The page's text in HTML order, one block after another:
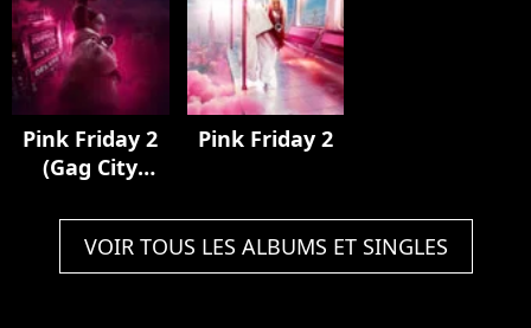
Pink Friday 2
(Gag City
Pink Friday 2
VOIR TOUS LES ALBUMS ET SINGLES